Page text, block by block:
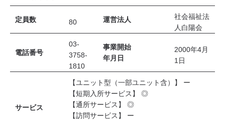
定員数 80 運営法人
社会福祉法
人白陽会
電話番号
03-
3758-
1810
事業開始
年月日
2000年4月
1日
サービス
【ユニット型（一部ユニット含）】 ー
【短期入所サービス】 ◎
【通所サービス】 ◎
【訪問サービス】 ー